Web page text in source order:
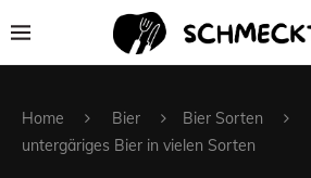
Home Bier Bier Sorten
untergäriges Bier in vielen Sorten